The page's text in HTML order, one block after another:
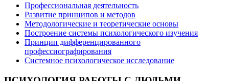
Профессиональная деятельность
Развитие принципов и методов
Методологические и теоретические основы
Построение системы психологического изучения
Принцип дифференцированного
профессиографирования
Системное психологическое исследование